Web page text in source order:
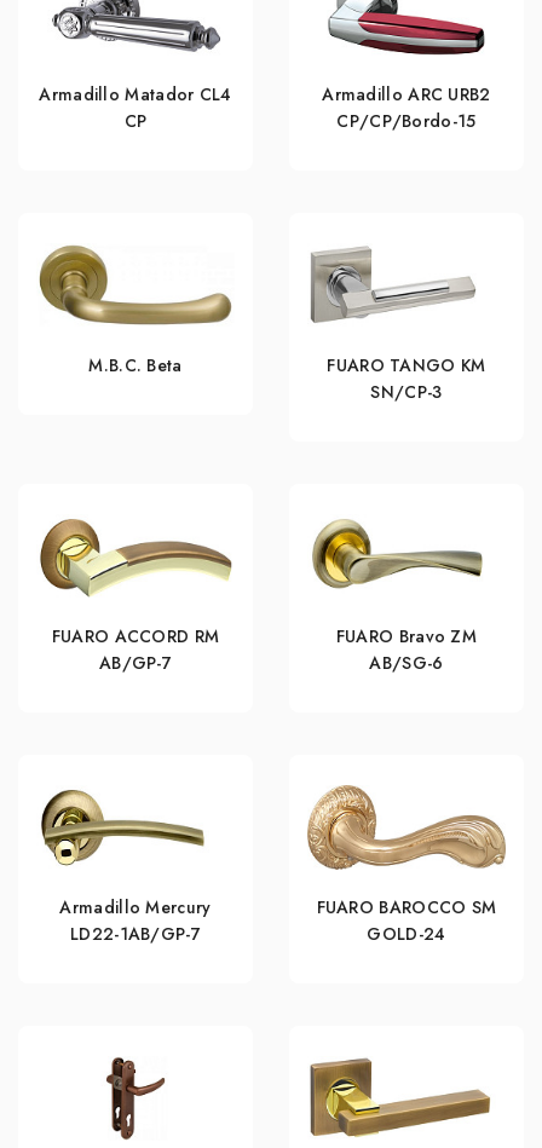
Armadillo Matador CL4
СР
Armadillo ARC URB2
СР/СР/Bordo-15
M.B.C. Beta
FUARO TANGO KM
SN/CP-3
FUARO ACCORD RM
AB/GP-7
FUARO Bravo ZM
AB/SG-6
Armadillo Mercury
LD22-1AB/GP-7
FUARO BAROCCO SM
GOLD-24